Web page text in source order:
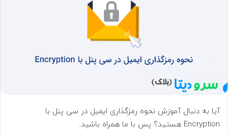
آیا به دنبال آموزش نحوه رمزگذاری ایمیل در سی پنل با
Encryption هستید؟ پس با ما همراه باشید.